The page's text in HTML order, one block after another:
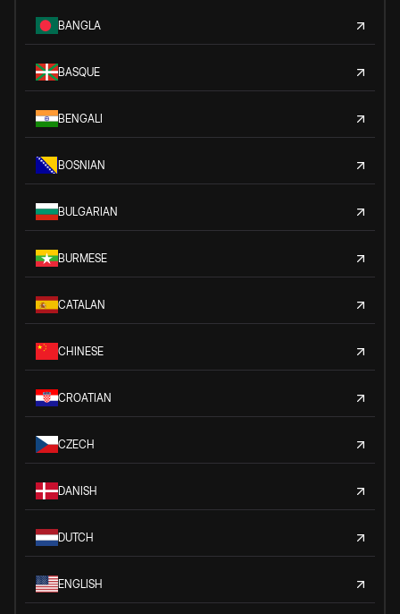
BANGLA
BASQUE
BENGALI
BOSNIAN
BULGARIAN
BURMESE
CATALAN
CHINESE
CROATIAN
CZECH
DANISH
DUTCH
ENGLISH